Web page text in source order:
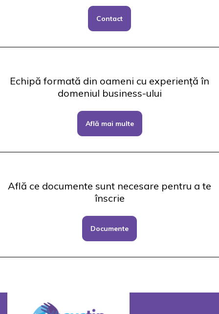
Contact
Echipă formată din oameni cu experiență în
domeniul business-ului
Află mai multe
Află ce documente sunt necesare pentru a te
înscrie
Documente